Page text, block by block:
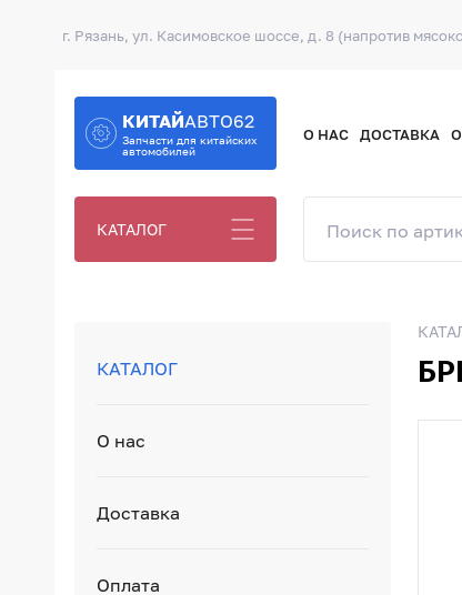
г. Рязань, ул. Касимовское шоссе, д. 8 (напротив
КИТАЙАВТО62
Запчасти для китайских
автомобилей
О НАС ДОСТАВКА
КАТАЛОГ
КАТАЛОГ
О нас
Доставка
Оплата